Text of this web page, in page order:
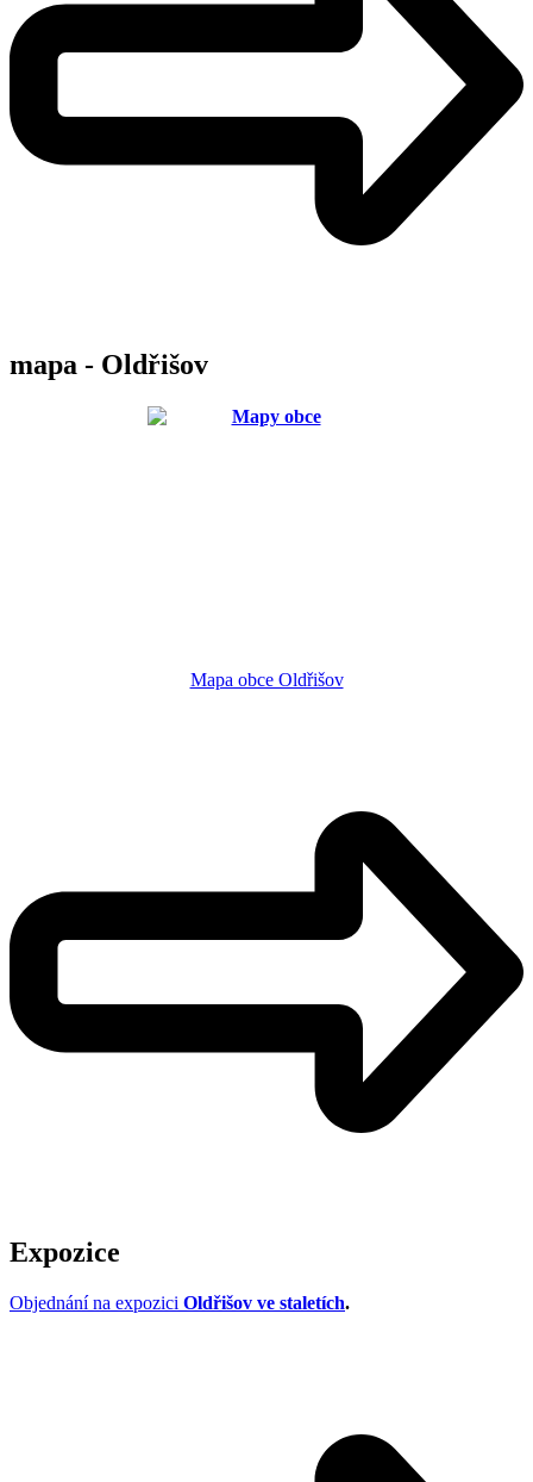
mapa - Oldřišov
Mapa obce Oldřišov
Expozice
Objednání na expozici Oldřišov ve staletích.